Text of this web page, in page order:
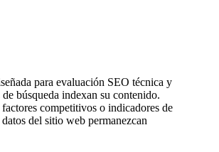
para evaluación SEO técnica y
búsqueda indexan su contenido.
competitivos o indicadores de
del sitio web permanezcan